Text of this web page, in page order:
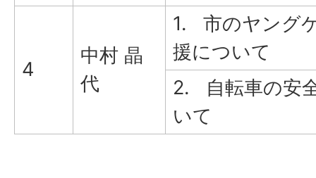
4
中村 晶
代
1. 市のヤング
援について
2. 自転車の安
いて